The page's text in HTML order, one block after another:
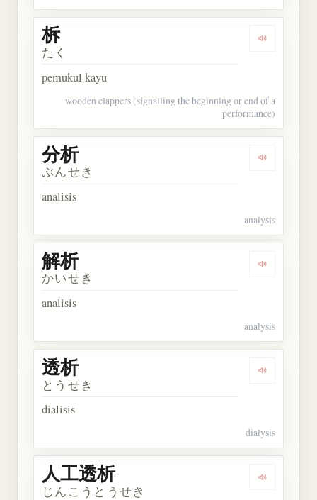
Dengarkan
柝
たく
pemukul kayu
wooden clappers (signalling the beginning or end of a
performance)
Dengarkan
分析
ぶんせき
analisis
analysis
Dengarkan
解析
かいせき
analisis
analysis
Dengarkan
透析
とうせき
dialisis
dialysis
Dengarkan
人工透析
じんこうとうせき